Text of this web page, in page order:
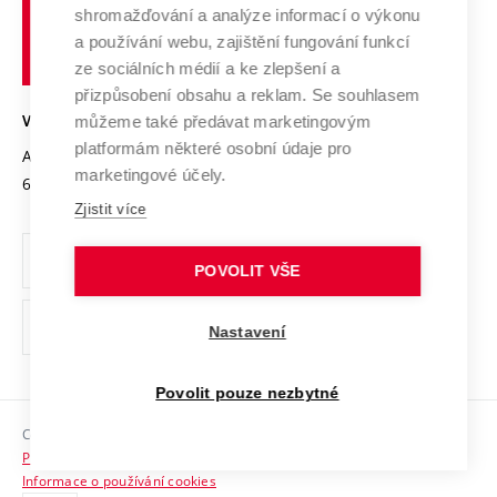
Transfer znalostí
Open Science
Projekty
Projekty ze strukturálních fondů
Specifický výzkum
Služby univerzity
Mezinárodní dohody
Univerzitní sítě
Udržitelná univerzita
Podnikavá univerzita / ContriBUTe
Bezpečná univerzita
Vyznamenání
Organizační struktura
Ochrana osobních údajů
odkaz)
Sociální bezpečí
HR Award
učení
technické
VYSOKÉ UČENÍ TECHNICKÉ V BRNĚ
Antonínská 548/1
602 00 Brno
www.vut.cz
vut@vutbr.cz
Copyright © 2026 VUT
Prohlášení o přístupnosti
Informace o používání cookies
shromažďování a analýze informací o výkonu
a používání webu, zajištění fungování funkcí
ze sociálních médií a ke zlepšení a
přizpůsobení obsahu a reklam. Se souhlasem
můžeme také předávat marketingovým
platformám některé osobní údaje pro
marketingové účely.
Zjistit více
POVOLIT VŠE
Nastavení
Povolit pouze nezbytné